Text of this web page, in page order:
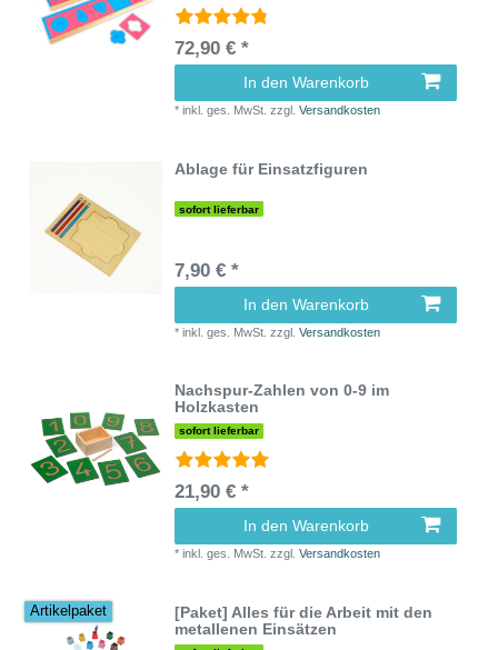
72,90 € *
In den Warenkorb
*inkl. ges. MwSt. zzgl.Versandkosten
Ablage für Einsatzfiguren
sofort lieferbar
7,90 € *
In den Warenkorb
*inkl. ges. MwSt. zzgl.Versandkosten
Nachspur-Zahlen von 0-9 im
Holzkasten
sofort lieferbar
21,90 € *
In den Warenkorb
*inkl. ges. MwSt. zzgl.Versandkosten
Artikelpaket
[Paket] Alles für die Arbeit mit den
metallenen Einsätzen